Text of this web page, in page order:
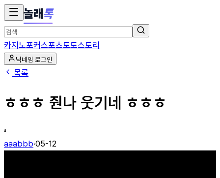
놀래톡
카지노포커스포츠토토스토리
닉네임 로그인
목록
ㅎㅎㅎ 줜나 웃기네 ㅎㅎㅎ
a
aaabbb·05-12